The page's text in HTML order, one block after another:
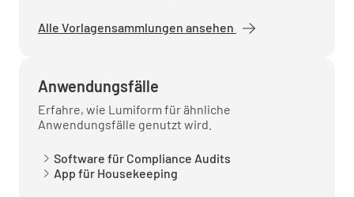
Alle Vorlagensammlungen ansehen
Anwendungsfälle
Erfahre, wie Lumiform für ähnliche
Anwendungsfälle genutzt wird.
Software für Compliance Audits
App für Housekeeping